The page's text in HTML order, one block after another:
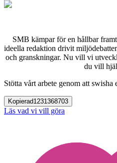
SMB kämpar för en hållbar
ideella redaktion drivit
och granskningar. Nu vill vi
du vill
Stötta vårt arbete genom att swisha
Kopierad1231368703
Läs vad vi vill göra